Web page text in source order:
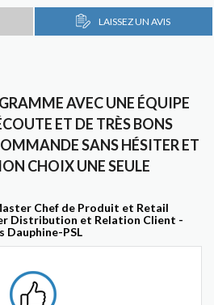
LAISSEZ UN AVIS
AVEC UNE ÉQUIPE
ET DE TRÈS BONS
SANS HÉSITER ET
CHOIX UNE SEULE
Chef de Produit et Retail
Distribution et Relation Client -
Dauphine-PSL